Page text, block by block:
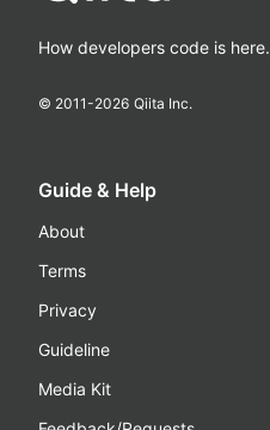
How developers code is here.
© 2011-2026 Qiita Inc.
Guide & Help
About
Terms
Privacy
Guideline
Media Kit